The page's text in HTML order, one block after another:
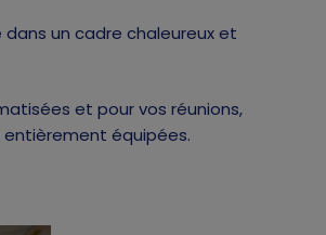
dans un cadre chaleureux et
et pour vos réunions,
entièrement équipées.